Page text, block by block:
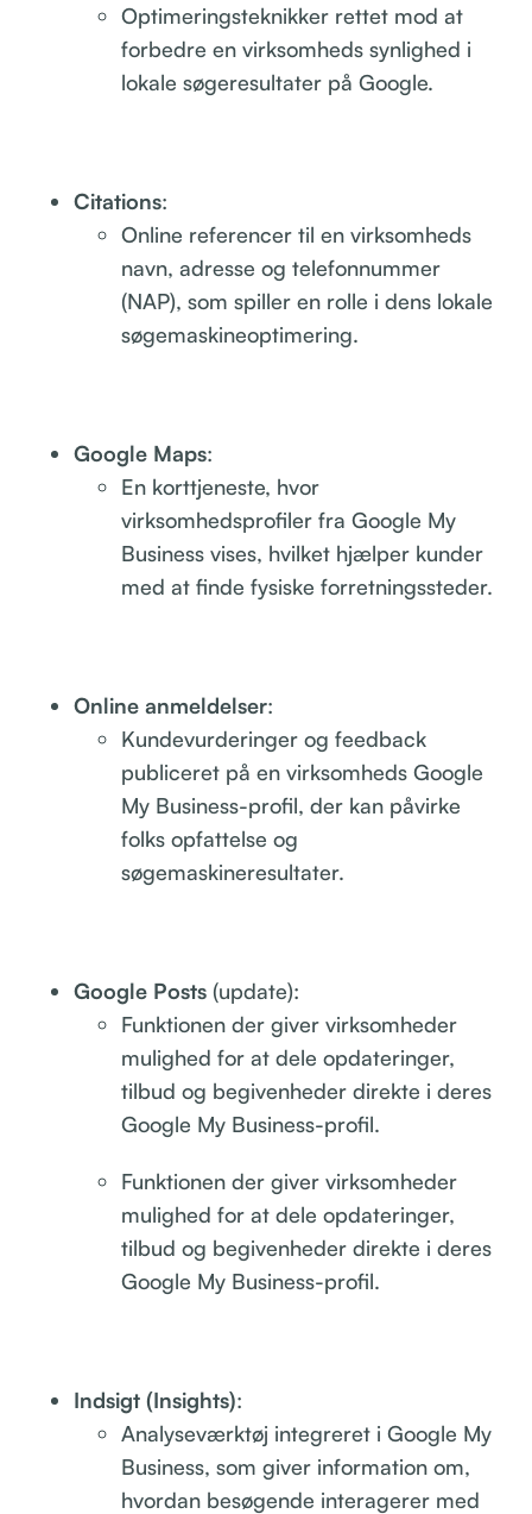
Optimeringsteknikker rettet mod at
forbedre en virksomheds synlighed i
lokale søgeresultater på Google.
Citations:
Online referencer til en virksomheds
navn, adresse og telefonnummer
(NAP), som spiller en rolle i dens lokale
søgemaskineoptimering.
Google Maps:
En korttjeneste, hvor
virksomhedsprofiler fra Google My
Business vises, hvilket hjælper kunder
med at finde fysiske forretningssteder.
Online anmeldelser:
Kundevurderinger og feedback
publiceret på en virksomheds Google
My Business-profil, der kan påvirke
folks opfattelse og
søgemaskineresultater.
Google Posts (update):
Funktionen der giver virksomheder
mulighed for at dele opdateringer,
tilbud og begivenheder direkte i deres
Google My Business-profil.
Funktionen der giver virksomheder
mulighed for at dele opdateringer,
tilbud og begivenheder direkte i deres
Google My Business-profil.
Indsigt (Insights):
Analyseværktøj integreret i Google My
Business, som giver information om,
hvordan besøgende interagerer med